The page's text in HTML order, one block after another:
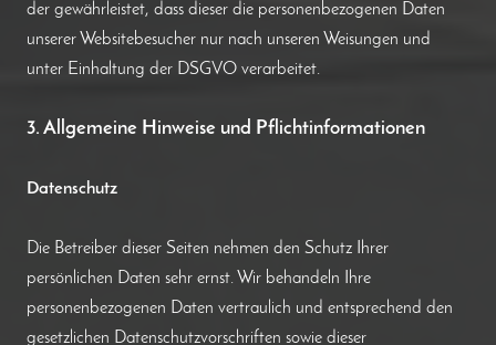
der gewährleistet, dass dieser die personenbezogenen Daten
unserer Websitebesucher nur nach unseren Weisungen und
unter Einhaltung der DSGVO verarbeitet.
3. Allgemeine Hinweise und Pflichtinformationen
Datenschutz
Die Betreiber dieser Seiten nehmen den Schutz Ihrer
persönlichen Daten sehr ernst. Wir behandeln Ihre
personenbezogenen Daten vertraulich und entsprechend den
gesetzlichen Datenschutzvorschriften sowie dieser